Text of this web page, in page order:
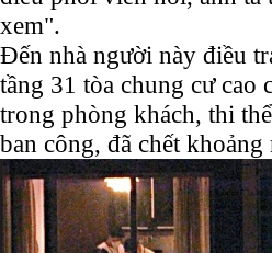
xem".
Đến nhà người này điều
tầng 31 tòa chung cư cao
trong phòng khách, thi
ban công, đã chết khoảng